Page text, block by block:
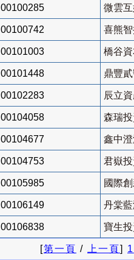
00100285 微雲
00100742 喜熊
00101003 橋谷
00101448 鼎豐
00102283 辰立
00104058 森瑞
00104677 鑫中
00104753 君嶽
00105985 國際
00106149 丹棠
00106838 寶生
[第一頁 / 上一頁] 1